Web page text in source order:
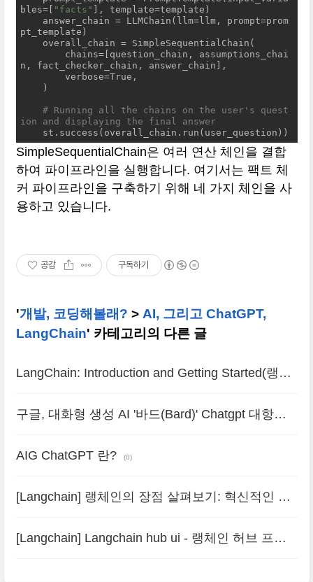
bles=[
"facts"
], template=template)
pt_template)
n, fact_checker_chain, answer_chain],
        verbose=True,
# Running all the chains on the user's quest
ion and displaying the final answer
    st.success(overall_chain.run(user_question))
SimpleSequentialChain은 여러 연산 체인을 결합
하여 파이프라인을 실행합니다. 여기서는 팩트 체
커 파이프라인을 구축하기 위해 네 가지 체인을 사
용하고 있습니다.
공감 구독하기
'개발, 코딩해볼래? > AI, 그리고 ChatGPT,
LangChain' 카테고리의 다른 글
LangChain: Introduction and Getting Started(랭체
구글, 대화형 생성 AI '바드(Bard)' Chatgpt 대항마
AIG ChatGPT 란? (0)
[Langchain] 랭체인의 장점 살펴보기: 혁신적인 언
[Langchain] Langchain hub ui - 랭체인 허브 프론